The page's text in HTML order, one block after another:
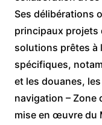
Ses délibérations
principaux projets
solutions prêtes à
spécifiques,
et les douanes,
navigation – Zone
mise en œuvre du